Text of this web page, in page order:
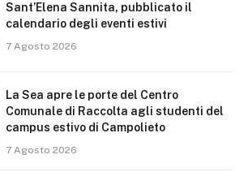
Sant’Elena Sannita, pubblicato il
calendario degli eventi estivi
7 Agosto 2026
La Sea apre le porte del Centro
Comunale di Raccolta agli studenti del
campus estivo di Campolieto
7 Agosto 2026